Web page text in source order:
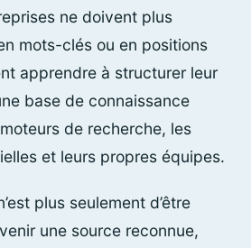
ne doivent plus
mots-clés ou en positions
apprendre à structurer leur
base de connaissance
de recherche, les
et leurs propres équipes.
plus seulement d’être
une source reconnue,